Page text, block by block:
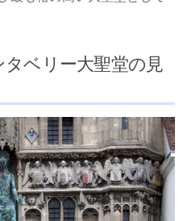
ベリー大聖堂の見